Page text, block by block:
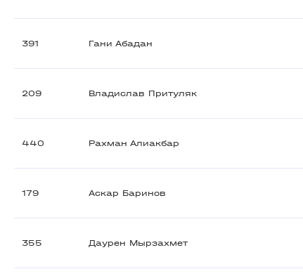
391 Гани Абадан
209 Владислав Притуляк
440 Рахман Алиакбар
179 Аскар Баринов
355 Даурен Мырзахмет